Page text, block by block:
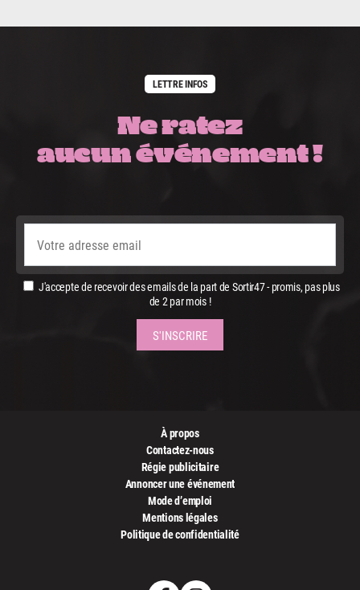
LETTRE INFOS
Ne ratez
aucun événement !
J'accepte de recevoir des emails de la part de Sortir47 - promis, pas plus
de 2 par mois !
À propos
Contactez-nous
Régie publicitaire
Annoncer une événement
Mode d’emploi
Mentions légales
Politique de confidentialité